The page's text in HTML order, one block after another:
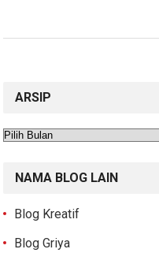
ARSIP
Arsip
NAMA BLOG LAIN
Blog Kreatif
Blog Griya